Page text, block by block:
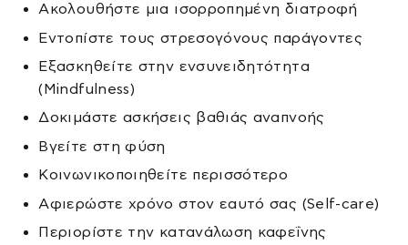
Ακολουθήστε μια ισορροπημένη διατροφή
Εντοπίστε τους στρεσογόνους παράγοντες
Εξασκηθείτε στην ενσυνειδητότητα
(Mindfulness)
Δοκιμάστε ασκήσεις βαθιάς αναπνοής
Βγείτε στη φύση
Κοινωνικοποιηθείτε περισσότερο
Αφιερώστε χρόνο στον εαυτό σας (Self-care)
Περιορίστε την κατανάλωση καφεΐνης